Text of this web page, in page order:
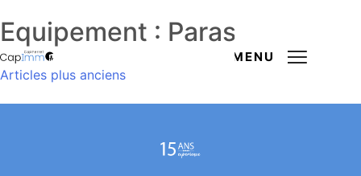
MENU
Equipement : Parasol
Navigation
des
Articles plus anciens